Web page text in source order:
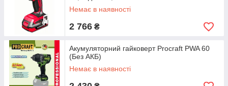
Немає в наявності
2 766 ₴
Акумуляторний гайковерт Procraft PWA 60
(Без АКБ)
Немає в наявності